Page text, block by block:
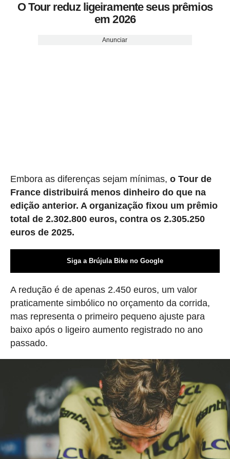
O Tour reduz ligeiramente seus prêmios
em 2026
Anunciar
Embora as diferenças sejam mínimas, o Tour de
France distribuirá menos dinheiro do que na
edição anterior. A organização fixou um prêmio
total de 2.302.800 euros, contra os 2.305.250
euros de 2025.
Siga a Brújula Bike no Google
A redução é de apenas 2.450 euros, um valor
praticamente simbólico no orçamento da corrida,
mas representa o primeiro pequeno ajuste para
baixo após o ligeiro aumento registrado no ano
passado.